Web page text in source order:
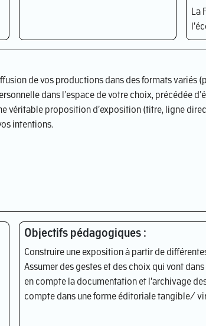
La
de vos productions dans des formats variés
dans l’espace de votre choix, précédée
véritable proposition d’exposition (titre, ligne
intentions.
Objectifs pédagogiques :
Construire une exposition à partir de
Assumer des gestes et des choix qui vont
en compte la documentation et l'archivage
compte dans une forme éditoriale tangible/